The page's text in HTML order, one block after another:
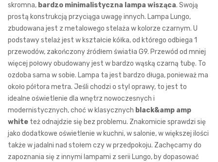
skromna, bardzo minimalistyczna lampa wisząca. Swoją
prostą konstrukcją przyciąga uwagę innych. Lampa Lungo,
zbudowana jest z metalowego stelaża w kolorze czarnym. U
podstawy stelaż jest w kształcie kółka, od którego odbiega 1
przewodów, zakończony źródłem światła G9. Przewód od mniej
więcej połowy obudowany jest w bardzo wąską czarną tubę. To
ozdoba sama w sobie. Lampa ta jest bardzo długa, ponieważ ma
około półtora metra. Jeśli chodzi o styl oprawy, to jest to
idealne oświetlenie dla wnętrz nowoczesnych i
modernistycznych, choć w klasycznych black&amp amp
white też odnajdzie się bez problemu. Znakomicie sprawdzi się
jako dodatkowe oświetlenie w kuchni, w salonie, w większej ilości
także w jadalni nad stołem czy w przedpokoju. Zachęcamy do
zapoznania się z innymi lampami z serii Lungo, by dopasować